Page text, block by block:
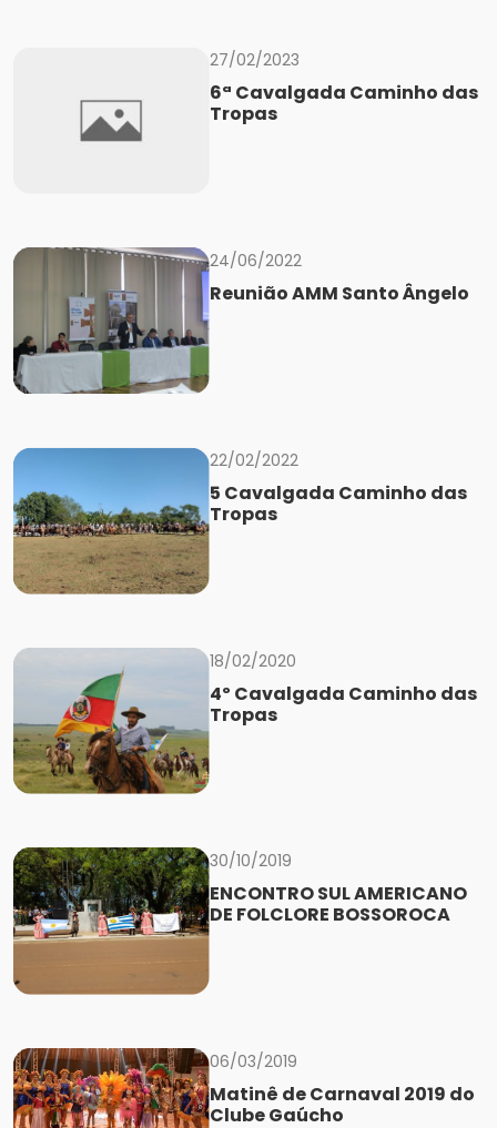
27/02/2023
6ª Cavalgada Caminho das
Tropas
24/06/2022
Reunião AMM Santo Ângelo
22/02/2022
5 Cavalgada Caminho das
Tropas
18/02/2020
4º Cavalgada Caminho das
Tropas
30/10/2019
ENCONTRO SUL AMERICANO
DE FOLCLORE BOSSOROCA
06/03/2019
Matinê de Carnaval 2019 do
Clube Gaúcho